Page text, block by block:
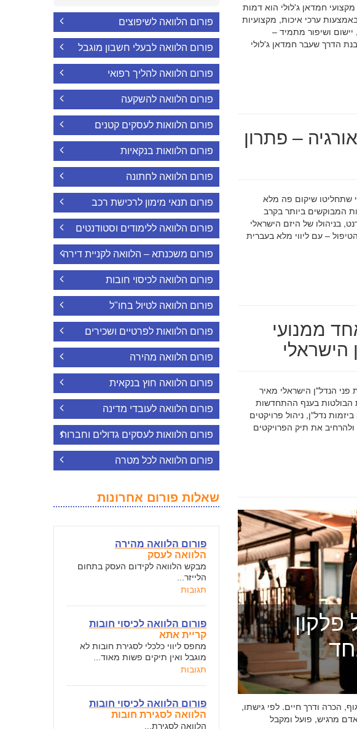
עסקי מקצועי חמדאן ג'לולי הוא דמות
ערכי איכות, מקצועיות
ושיפור מתמיד –
הדרך שעבר חמדאן ג'לולי
– פתרון
מה חובה לדעת לפני שתחליטו שיקום פה מלא
המבוקשים ביותר בקרב
בניהולו של היזם הישראלי
– עם ליווי מלא בעברית
ממנועי
את פני הנדל"ן הישראלי מאיר
הבולטות בענף ההתחדשות
נדל"ן, ניהול פרויקטים
החברה לגדול ולהרחיב את תיק הפרויקטים
הכרה ודרך חיים. לפי גישתו,
מרגיש, פועל ומקבל
פורום הלוואה לשיפוצים
פורום הלוואה לבעלי חשבון מוגבל
פורום הלוואה להליך רפואי
פורום הלוואה להשקעה
פורום הלוואות לעסקים קטנים
פורום הלוואות בנקאיות
פורום הלוואה לחתונה
פורום תנאי מימון לרכישת רכב
פורום הלוואה ללימודים וסטודנטים
פורום משכנתא – הלוואה לקניית דירה
פורום הלוואה לכיסוי חובות
פורום הלוואה לטיול בחו"ל
פורום הלוואות לפרטיים ושכירים
פורום הלוואה מהירה
פורום הלוואה חוץ בנקאית
פורום הלוואה לעובדי מדינה
פורום הלוואות לעסקים גדולים וחברות
פורום הלוואה לכל מטרה
שאלות פורום אחרונות
פורום הלוואה מהירה
הלוואה לעסק
מבקש הלוואה לקידום העסק בתחום
הלייזר...
תגובות
פורום הלוואה לכיסוי חובות
קריית אתא
מחפס ליווי כלכלי לסגירת חובות לא
מוגבל ואין תיקים פשות מאוד...
תגובות
פורום הלוואה לכיסוי חובות
הלוואה לסגירת חובות
הלוואה לסגירת...